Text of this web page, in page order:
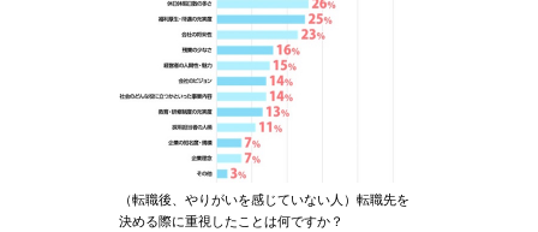
（転職後、やりがいを感じていない人）転職先を
決める際に重視したことは何ですか？